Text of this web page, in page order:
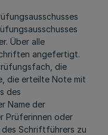
Über alle
angefertigt.
die
die erteilte Note mit
des
Name der
Prüferinnen oder
Schriftführers zu